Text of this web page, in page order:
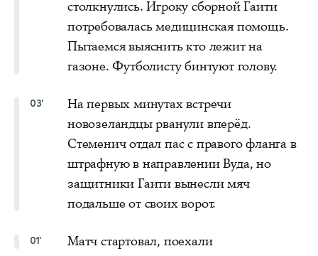
столкнулись. Игроку сборной Гаити
потребовалась медицинская помощь.
Пытаемся выяснить кто лежит на
газоне. Футболисту бинтуют голову.
03'
На первых минутах встречи
новозеландцы рванули вперёд.
Стеменич отдал пас с правого фланга в
штрафную в направлении Вуда, но
защитники Гаити вынесли мяч
подальше от своих ворот.
01' Матч стартовал, поехали